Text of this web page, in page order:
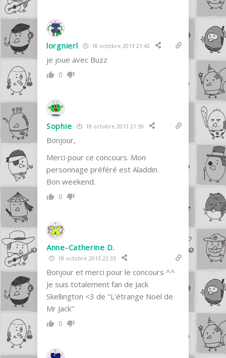
lorgnierl 18 octobre 2013 21:42
je joue avec Buzz
0
Sophie 18 octobre 2013 21:59
Bonjour,
Merci pour ce concours. Mon
personnage préféré est Aladdin.
Bon weekend.
0
Anne-Catherine D.
18 octobre 2013 22:33
Bonjour et merci pour le concours ^^
Je suis totalement fan de Jack
Skellington <3 de "L'étrange Noël de
Mr Jack"
0